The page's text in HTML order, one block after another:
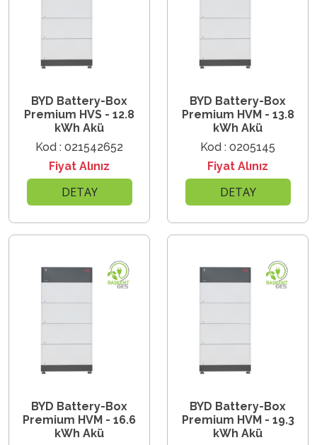
BYD Battery-Box
Premium HVS - 12.8
kWh Akü
Kod : 021542652
Fiyat Alınız
DETAY
BYD Battery-Box
Premium HVM - 13.8
kWh Akü
Kod : 0205145
Fiyat Alınız
DETAY
BYD Battery-Box
Premium HVM - 16.6
kWh Akü
BYD Battery-Box
Premium HVM - 19.3
kWh Akü